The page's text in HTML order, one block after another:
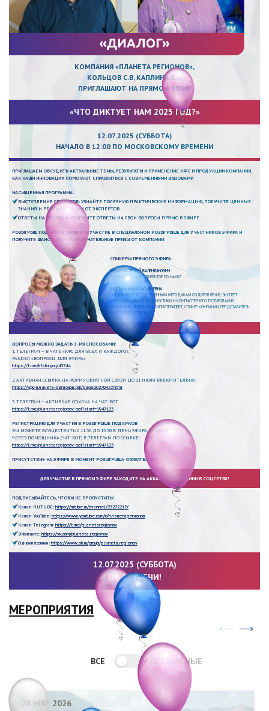
КОМПАНИЯ «ПЛАНЕТА РЕГИОНОВ»,
КОЛЬЦОВ С.В, КАПЛИНА А.В.
ПРИГЛАШАЮТ НА ПРЯМОЙ ЭФИР
«ЧТО ДИКТУЕТ НАМ 2025 ГОД?»
12.07.2025 (СУББОТА)
НАЧАЛО В 12:00 ПО МОСКОВСКОМУ ВРЕМЕНИ
ПРИГЛАШАЕМ ОБСУДИТЬ АКТУАЛЬНЫЕ ТЕМЫ, РЕЗУЛЬТАТЫ И ПРИМЕНЕНИЕ КФС И ПРОДУКЦИИ КОМПАНИИ.
КАК НАШИ ИННОВАЦИИ ПОМОГАЮТ СПРАВЛЯТЬСЯ С СОВРЕМЕННЫМИ ВЫЗОВАМИ
НАСЫЩЕННАЯ ПРОГРАММА:
ВЫСТУПЛЕНИЯ СПИКЕРОВ: УЗНАЙТЕ ПОЛЕЗНУЮ ПРАКТИЧЕСКУЮ ИНФОРМАЦИЮ, ПОЛУЧИТЕ ЦЕННЫЕ
ЗНАНИЯ И РЕКОМЕНДАЦИИ ОТ ЭКСПЕРТОВ
ОТВЕТЫ НА ВОПРОСЫ: ПОЛУЧИТЕ ОТВЕТЫ НА СВОИ ВОПРОСЫ ПРЯМО В ЭФИРЕ
РОЗЫГРЫШ ПОДАРКОВ: ПРИМИТЕ УЧАСТИЕ В СПЕЦИАЛЬНОМ РОЗЫГРЫШЕ ДЛЯ УЧАСТНИКОВ ЭФИРА И
ПОЛУЧИТЕ ШАНС ВЫИГРАТЬ ЗАМЕЧАТЕЛЬНЫЕ ПРИЗЫ ОТ КОМПАНИИ
СПИКЕРЫ ПРЯМОГО ЭФИРА:
КОЛЬЦОВ СЕРГЕЙ ВАЛЕНТИНОВИЧ
РАЗРАБОТЧИК КФС, ДИРЕКТОР ПО НАУКЕ
КАПЛИНА АННА ВАСИЛЬЕВНА
СПЕЦИАЛИСТ ПО СОВРЕМЕННЫМ МЕТОДИКАМ ОЗДОРОВЛЕНИЯ, ЭКСПЕРТ
ФУНКЦИОНАЛЬНОЙ ДИАГНОСТИКИ И КОМПЬЮТЕРНОГО ТЕСТИРОВАНИЯ
ОРГАНИЗМА, НЕЙРОКОУЧ, ГИПНОТЕРАПЕВТ, СПИКЕР КОМПАНИИ, ПРЕДСТАВИТЕЛЬ
ЛИДЕРСКОГО СОВЕТА
ВОПРОСЫ МОЖНО ЗАДАТЬ 3-МЯ СПОСОБАМИ:
1. ТЕЛЕГРАМ — В ЧАТЕ «КФС ДЛЯ ВСЕХ И КАЖДОГО»,
РАЗДЕЛ «ВОПРОСЫ ДЛЯ ЭФИРА»
https://t.me/kfsforyou/43744
2. АКТИВНАЯ ССЫЛКА НА ФОРМУ ОБРАТНОЙ СВЯЗИ ДО 11 ИЮЛЯ ВКЛЮЧИТЕЛЬНО:
https://кфс-планета-регионов.рф/page20270427.html
3. ТЕЛЕГРАМ — АКТИВНАЯ ССЫЛКА НА ЧАТ-БОТ
https://t.me/planetaregionov_bot?start=1947103
РЕГИСТРАЦИЮ ДЛЯ УЧАСТИЯ В РОЗЫГРЫШЕ ПОДАРКОВ
ВЫ МОЖЕТЕ ОСУЩЕСТВИТЬ С 11.30 ДО 13.30 В ДЕНЬ ЭФИРА, 12 ИЮЛЯ,
ЧЕРЕЗ ПОМОЩНИКА (ЧАТ-БОТ) В ТЕЛЕГРАМ ПО ССЫЛКЕ:
https://t.me/planetaregionov_bot?start=1947103
ПРИСУТСТВИЕ НА ЭФИРЕ В МОМЕНТ РОЗЫГРЫША ОБЯЗАТЕЛЬНО!
ДЛЯ УЧАСТИЯ В ПРЯМОМ ЭФИРЕ ЗАХОДИТЕ НА АККАУНТЫ КОМПАНИИ В СОЦСЕТЯХ!
ПОДПИСЫВАЙТЕСЬ, ЧТОБЫ НЕ ПРОПУСТИТЬ!
Канал RUTUBE: https://rutube.ru/channel/25272217/
Канал YouTube: https://www.youtube.com/c/планетарегионов
Канал Telegram: https://t.me/planetaregionov
ВКонтакте: https://vk.com/planeta.regionov
Одноклассники: https://www.ok.ru/group/planeta.regionov
12.07.2025 (СУББОТА)
ДО ВСТРЕЧИ!
МЕРОПРИЯТИЯ
ВСЕ АКТУАЛЬНЫЕ
28 МАР 2026